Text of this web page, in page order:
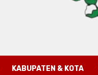
KABUPATEN & KOTA